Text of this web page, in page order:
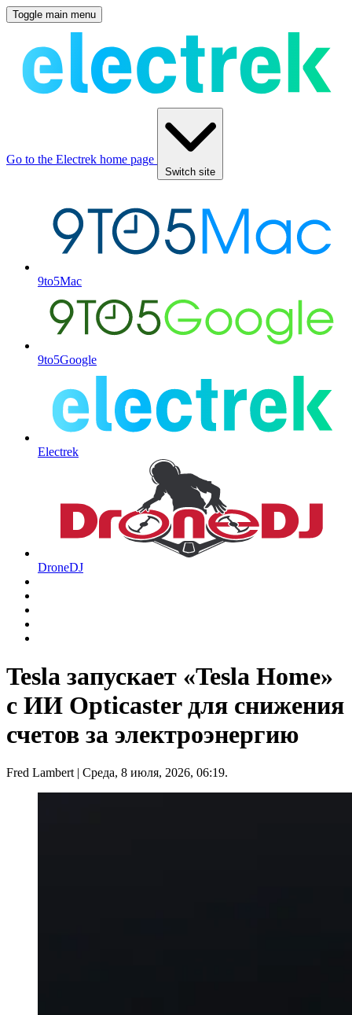
Toggle main menu
Go to the Electrek home page
Switch site
9to5Mac
9to5Google
Electrek
DroneDJ
Tesla запускает «Tesla Home»
с ИИ Opticaster для снижения
счетов за электроэнергию
Fred Lambert| Среда, 8 июля, 2026, 06:19.